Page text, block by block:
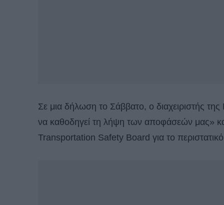
Σε μια δήλωση το Σάββατο, ο διαχειριστής
να καθοδηγεί τη λήψη των αποφάσεών μας»
Transportation Safety Board για το